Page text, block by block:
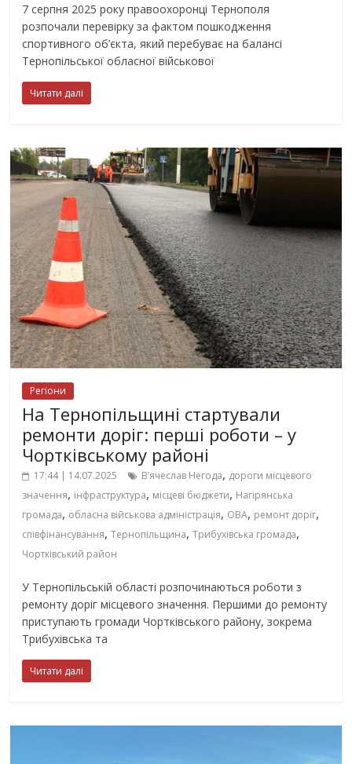
7 серпня 2025 року правоохоронці Тернополя
розпочали перевірку за фактом пошкодження
спортивного об’єкта, який перебуває на балансі
Тернопільської обласної військової
Читати далі
Регіони
На Тернопільщині стартували
ремонти доріг: перші роботи – у
Чортківському районі
17:44 | 14.07.2025 В’ячеслав Негода, дороги місцевого
значення, інфраструктура, місцеві бюджети, Нагірянська
громада, обласна військова адміністрація, ОВА, ремонт доріг,
співфінансування,Тернопільщина,Трибухівська громада,
Чортківський район
У Тернопільській області розпочинаються роботи з
ремонту доріг місцевого значення. Першими до ремонту
приступають громади Чортківського району, зокрема
Трибухівська та
Читати далі